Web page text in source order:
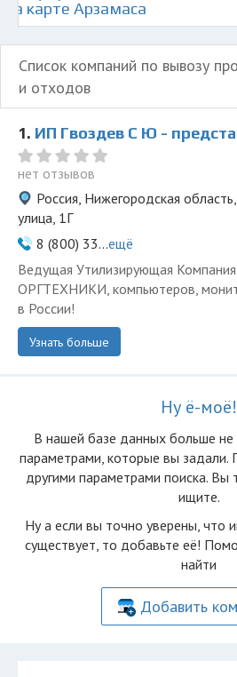
карте Арзамаса
Список компаний по вывозу
и отходов
1. ИП Гвоздев С Ю - представитель ООО
нет отзывов
Россия, Нижегородская
улица, 1Г
8 (800) 33...ещё
Ведущая Утилизирующая
ОРГТЕХНИКИ, компьютеров,
в России!
Узнать больше
Ну ё-моё!
В нашей базе данных больше не
параметрами, которые вы задали.
другими параметрами поиска. Вы
ищите.
Ну а если вы точно уверены, что
существует, то добавьте её!
найти
Добавить